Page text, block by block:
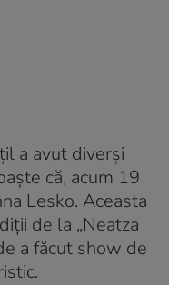
a avut diverși
că, acum 19
Lesko. Aceasta
de la „Neatza
a făcut show de